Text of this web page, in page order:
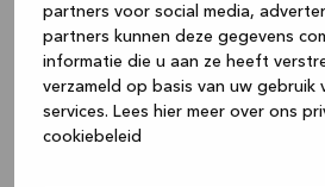
partners voor social media,
partners kunnen deze gegevens
informatie die u aan ze heeft
verzameld op basis van uw gebruik
services. Lees hier meer over ons
cookiebeleid